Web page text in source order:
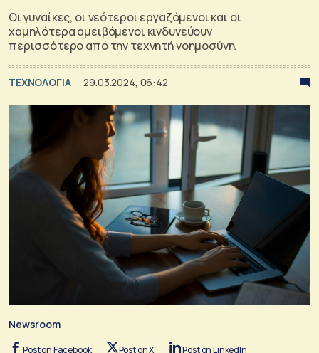
Οι γυναίκες, οι νεότεροι εργαζόμενοι και οι
χαμηλότερα αμειβόμενοι κινδυνεύουν
περισσότερο από την τεχνητή νοημοσύνη.
ΤΕΧΝΟΛΟΓΙΑ 29.03.2024, 06:42
Newsroom
Post on Facebook Post on X Post on LinkedIn